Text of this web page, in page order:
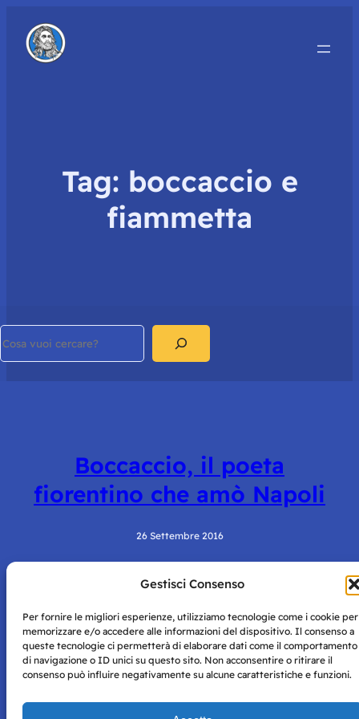
Gestisci Consenso
Per fornire le migliori esperienze, utilizziamo tecnologie come i cookie per
memorizzare e/o accedere alle informazioni del dispositivo. Il consenso a
queste tecnologie ci permetterà di elaborare dati come il comportamento
di navigazione o ID unici su questo sito. Non acconsentire o ritirare il
consenso può influire negativamente su alcune caratteristiche e funzioni.
Tag: boccaccio e
fiammetta
Boccaccio, il poeta
fiorentino che amò Napoli
26 Settembre 2016
Napoli con autorizzazione numero 38 del 25/9/2019.
Tutte le immagini e i contenuti su questo sito sono forniti